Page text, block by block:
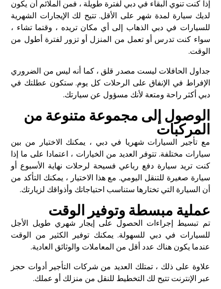
إذا كنت تنوي البقاء في دبي لفترة طويلة ، فمن الملائم أن يكون
لديك سيارة لمدة شهر على الأقل. تتيح لك الإيجارات الشهرية
للسيارات في دبي الذهاب إلى أي مكان تريده ، وقتما تشاء ،
سواء كنت تدرس أو تعمل من المنزل أو تزور لفترة أطول من
الوقت.
جداول الحافلات ليست مصدر قلق ، كما أنه ليس من الضروري
الإفراط في الإنفاق على الرحلات كل يوم. ستكون عطلتك في
دبي أكثر راحة ومتعة لأنك مسؤول عن سيارتك.
الوصول إلى مجموعة متنوعة من
المركبات
مع تأجير السيارات شهريا في دبي ، يمكنك الاختيار من بين
سيارات مختلفة. تتوفر العديد من الخيارات ، اعتمادا على ما إذا
كنت تريد سيارة دفع رباعي فسيحة لرحلات نهاية الأسبوع أو
سيارة صغيرة للتنقل اليومي. مع هذا الاختيار ، يمكنك التأكد من
أن السيارة التي تختارها ستناسب احتياجاتك وأذواقك لزيارتك.
عملية مبسطة وتوفير الوقت
تم تبسيط إجراءات الحصول على إيجار شهري طويل الأجل
للسيارات في دبي للسهولة. يمكنك توفير الكثير من الوقت
عندما يكون هناك عدد أقل من المعاملات والوثائق العادية.
علاوة على ذلك ، تمتلك العديد من شركات التأجير أدوات حجز
عبر الإنترنت تتيح لك التخطيط للنقل من منزلك أو عملك.